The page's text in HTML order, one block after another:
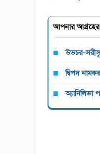
আপনার
উভচর-
দ্বিপদ
অ্যানিলিডা